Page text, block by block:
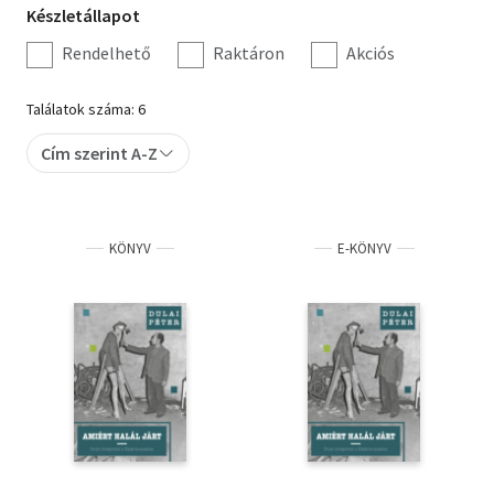
Hobbi, szabadidő
Irodalom
Művészet
Szakkönyv
Tankönyv, segédkönyv
Társadalomtudomány
Természettudomány
Történelem
Készletállapot
szűrés
Készletállapot
Rendelhető
Raktáron Akciós
Találatok száma: 6
Cím szerint A-Z
KÖNYV E-KÖNYV